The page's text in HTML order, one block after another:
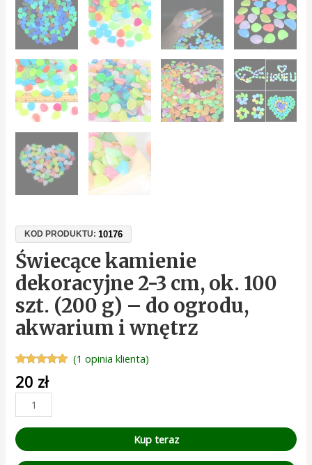
KOD PRODUKTU:10176
Świecące kamienie
dekoracyjne 2-3 cm, ok. 100
szt. (200 g) – do ogrodu,
akwarium i wnętrz
Oceniony
5.00 na 5 na
podstawie
oceny
klienta
(1 opinia klienta)
20 zł
Kup teraz